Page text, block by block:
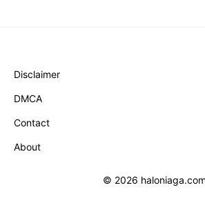
Disclaimer
DMCA
Contact
About
© 2026 haloniaga.com